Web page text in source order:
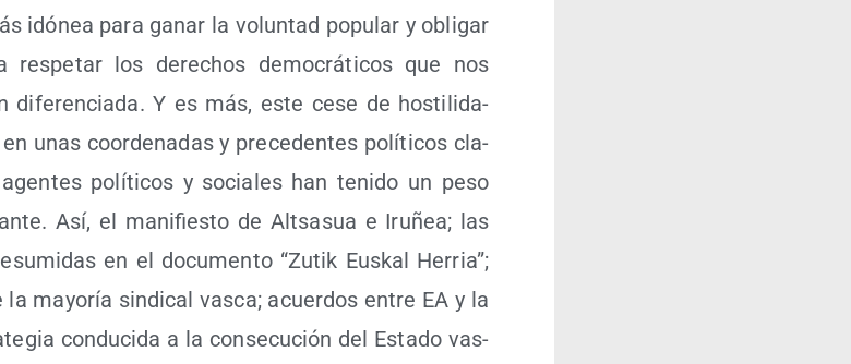
idó­nea para ganar la volun­tad popu­lar y obli­gar
res­pe­tar los dere­chos demo­crá­ti­cos que nos
dife­ren­cia­da. Y es más, este cese de hos­ti­li­da­
unas coor­de­na­das y pre­ce­den­tes polí­ti­cos cla­
polí­ti­cos y socia­les han teni­do un peso
Así, el mani­fies­to de Altsa­sua e Iru­ñea; las
en el docu­men­to “Zutik Eus­kal Herria”;
mayo­ría sin­di­cal vas­ca; acuer­dos entre EA y la
con­du­ci­da a la con­se­cu­ción del Esta­do vas­